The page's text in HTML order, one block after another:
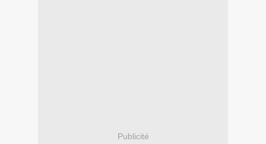
Publicité